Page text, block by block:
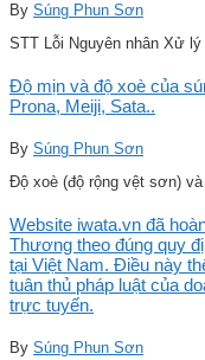
By Súng Phun Sơn
STT Lỗi Nguyên nhân Xử
Độ mịn và độ xoè của
Prona, Meiji, Sata..
By Súng Phun Sơn
Độ xoè (độ rộng vệt sơn) và
Website iwata.vn đã
Thương theo đúng quy
tại Việt Nam. Điều này
tuân thủ pháp luật của
trực tuyến.
By Súng Phun Sơn